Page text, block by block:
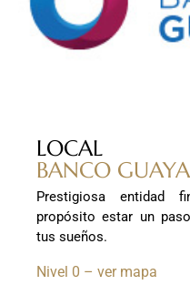
LOCAL
BANCO
Prestigiosa entidad
propósito estar un
tus sueños.
Nivel 0 – ver mapa